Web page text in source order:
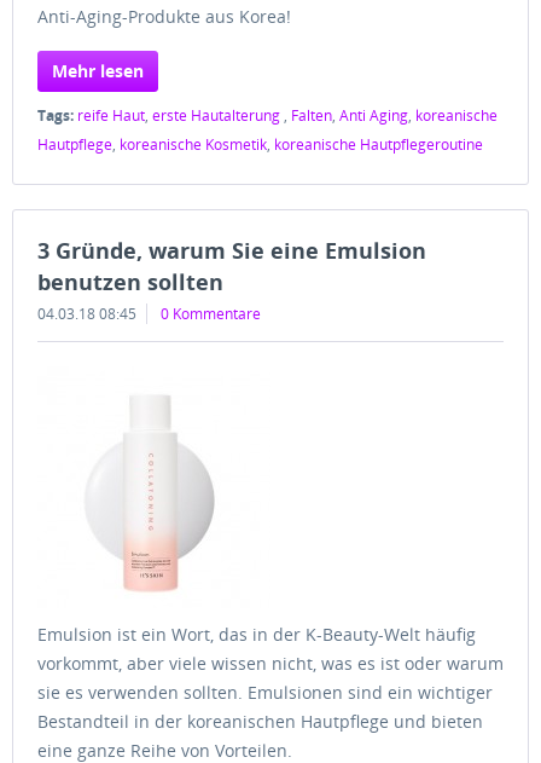
Anti-Aging-Produkte aus Korea!
Mehr lesen
Tags: reife Haut, erste Hautalterung , Falten, Anti Aging, koreanische
Hautpflege, koreanische Kosmetik, koreanische Hautpflegeroutine
3 Gründe, warum Sie eine Emulsion
benutzen sollten
04.03.18 08:45 0 Kommentare
Emulsion ist ein Wort, das in der K-Beauty-Welt häufig
vorkommt, aber viele wissen nicht, was es ist oder warum
sie es verwenden sollten. Emulsionen sind ein wichtiger
Bestandteil in der koreanischen Hautpflege und bieten
eine ganze Reihe von Vorteilen.